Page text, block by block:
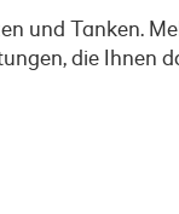
und Tanken.
die Ihnen